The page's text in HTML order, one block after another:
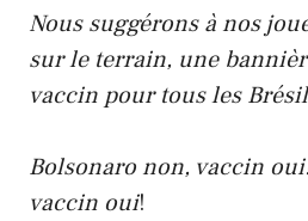
Nous suggérons à nos
sur le terrain, une
vaccin pour tous les
Bolsonaro non, vaccin
vaccin oui!